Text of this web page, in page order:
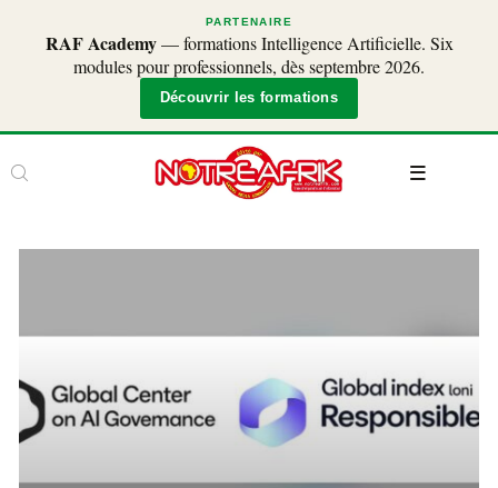
PARTENAIRE
RAF Academy— formations Intelligence Artificielle. Six
modules pour professionnels, dès septembre 2026.
Découvrir les formations